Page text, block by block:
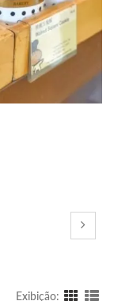
Exibição: